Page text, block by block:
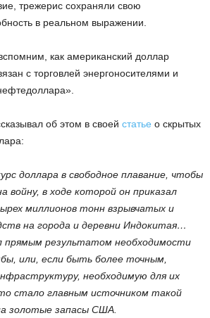
трежерис сохраняли свою
в реальном выражении.
как американский доллар
с торговлей энергоносителями и
об этом в своей статье о скрытых
доллара в свободное плавание, чтобы
войну, в ходе которой он приказал
миллионов тонн взрывчатых и
на города и деревни Индокитая…
прямым результатом необходимости
или, если быть более точным,
необходимую для их
стало главным источником такой
золотые запасы США.